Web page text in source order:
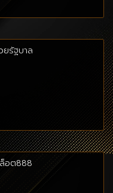
ยรัฐบาล
อต888